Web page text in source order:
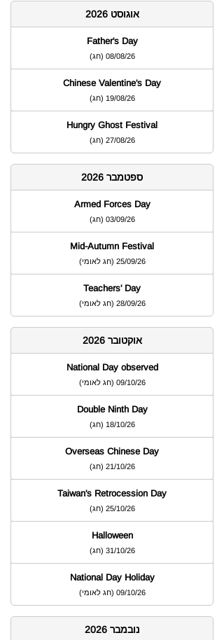
אוגוסט 2026
Father's Day
(חג) 08/08/26
Chinese Valentine's Day
(חג) 19/08/26
Hungry Ghost Festival
(חג) 27/08/26
ספטמבר 2026
Armed Forces Day
(חג) 03/09/26
Mid-Autumn Festival
(חג לאומי) 25/09/26
Teachers' Day
(חג לאומי) 28/09/26
אוקטובר 2026
National Day observed
(חג לאומי) 09/10/26
Double Ninth Day
(חג) 18/10/26
Overseas Chinese Day
(חג) 21/10/26
Taiwan's Retrocession Day
(חג) 25/10/26
Halloween
(חג) 31/10/26
National Day Holiday
(חג לאומי) 09/10/26
נובמבר 2026